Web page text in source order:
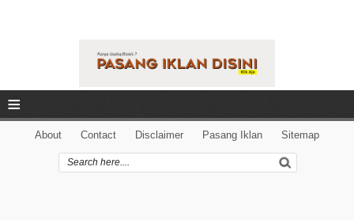
≡
About Contact Disclaimer Pasang Iklan Sitemap